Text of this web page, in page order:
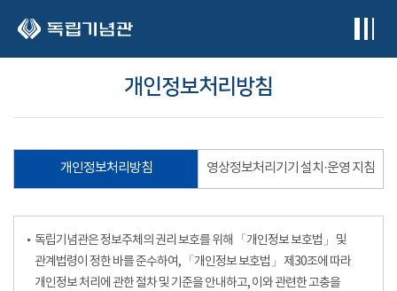
개인정보처리방침
개인정보처리방침 영상정보처리기기 설치·운영 지침
독립기념관은 정보주체의 권리 보호를 위해 「개인정보 보호법」 및
관계법령이 정한 바를 준수하여, 「개인정보 보호법」 제30조에 따라
개인정보 처리에 관한 절차 및 기준을 안내하고, 이와 관련한 고충을